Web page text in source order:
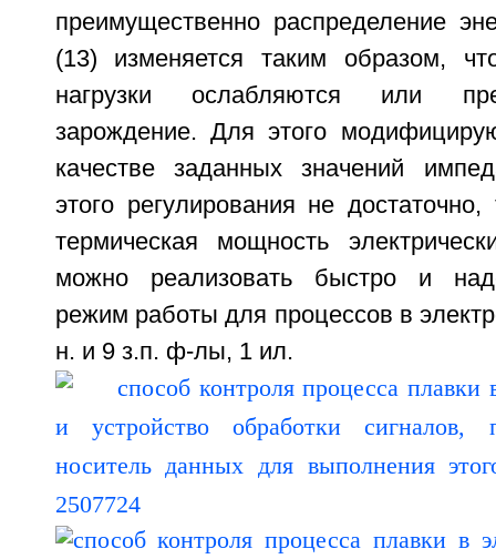
преимущественно распределение
(13) изменяется таким образом,
нагрузки ослабляются или
зарождение. Для этого
качестве заданных значений
этого регулирования не
термическая мощность
можно реализовать быстро и
режим работы для процессов в
н. и 9 з.п. ф-лы, 1 ил.